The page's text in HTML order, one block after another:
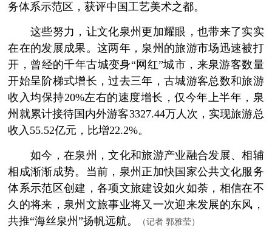
务体系示范区，获评中国工艺美术之都。
这些努力，让文化泉州更加耀眼，也带来了实实
在在的发展成果。这两年，泉州的旅游市场迅速被打
开，曾经的千年古城变身“网红”城市，来泉游客数量
开始呈阶梯式增长，过去三年，古城游客总数和旅游
收入均保持20%左右的速度增长，仅今年上半年，泉
州就累计接待国内外游客3327.44万人次，实现旅游总
收入55.52亿元，比增22.2%。
如今，在泉州，文化和旅游产业融合发展、相辅
相成渐渐成势。当前，泉州正加快国家公共文化服务
体系示范区创建，各项文旅建设如火如荼，相信在不
久的将来，泉州文旅事业将又一次迎来发展的东风，
共推“海丝泉州”扬帆远航。
（记者 郭雅莹）